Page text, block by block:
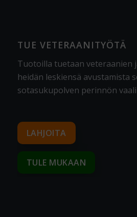
TUE VETERAANITYÖTÄ
Tuotoilla tuetaan veteraanien
heidän leskiensä avustamista
sotasukupolven perinnön
LAHJOITA
TULE MUKAAN